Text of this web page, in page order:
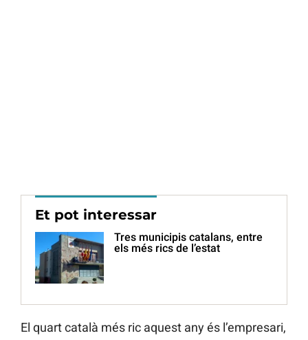
Et pot interessar
Tres municipis catalans, entre
els més rics de l’estat
El quart català més ric aquest any és l’empresari,